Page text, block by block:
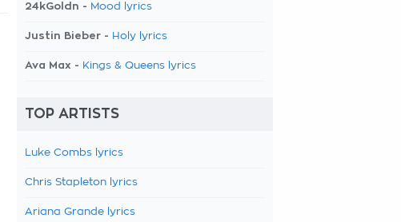
24kGoldn - Mood lyrics
Justin Bieber - Holy lyrics
Ava Max - Kings & Queens lyrics
TOP ARTISTS
Luke Combs lyrics
Chris Stapleton lyrics
Ariana Grande lyrics